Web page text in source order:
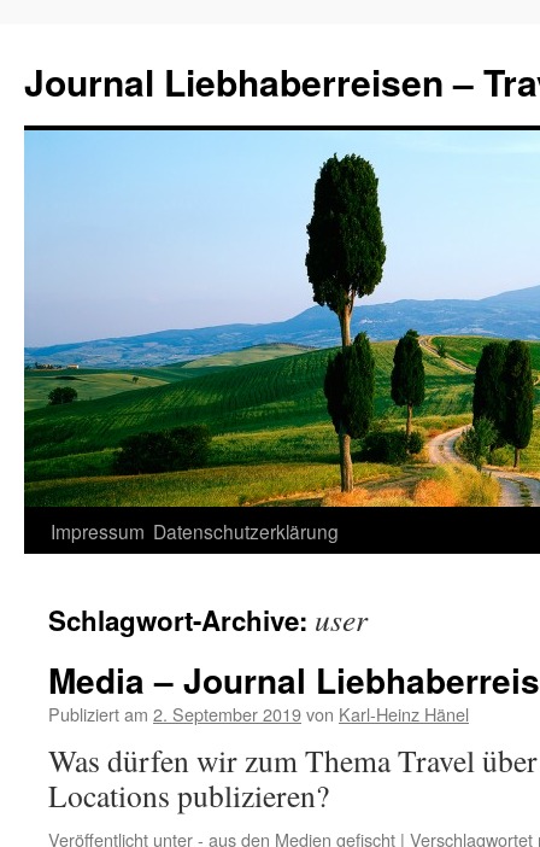
Journal Liebhaberreisen –
Zum
springen
Impressum Datenschutzerklärung
Schlagwort-Archive: user
Media – Journal
Publiziert am 2. September 2019von Karl-Heinz Hänel
Was dürfen wir zum Thema Travel
Locations publizieren?
Veröffentlicht unter- aus den Medien gefischt | Verschlagwortet